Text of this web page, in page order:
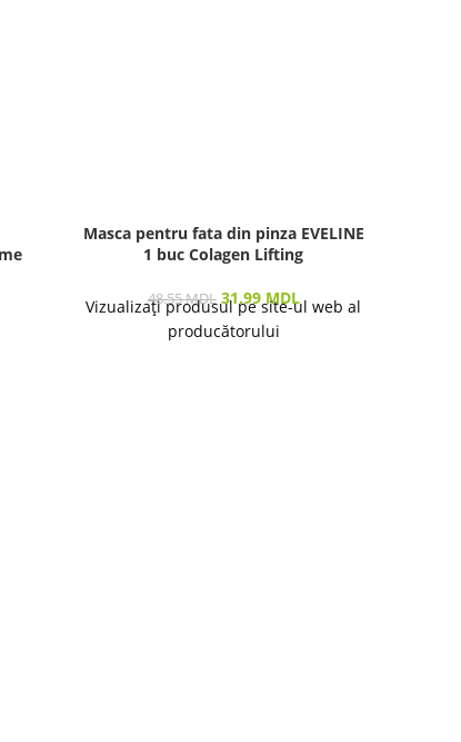
Masca pentru fata din pinza EVELINE
1 buc Colagen Lifting
48.55MDL 31.99 MDL
Vizualizați produsul pe site-ul web al
producătorului